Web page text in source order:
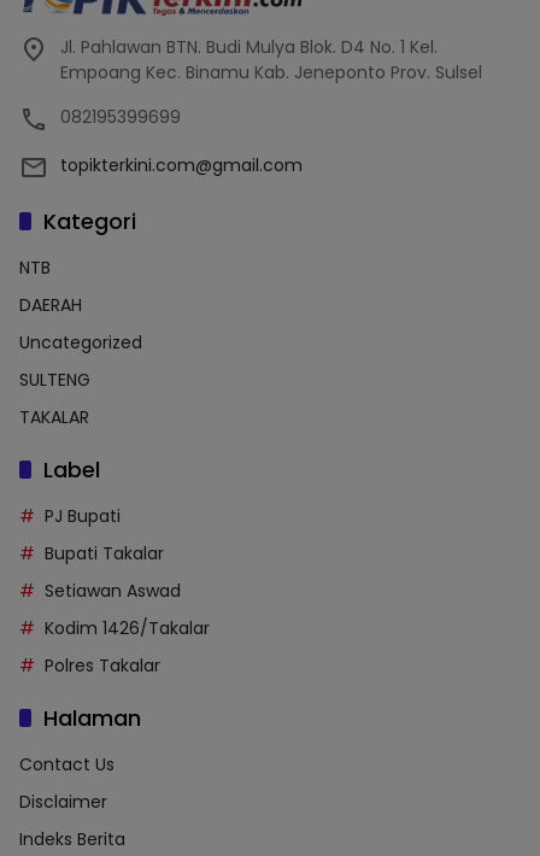
Jl. Pahlawan BTN. Budi Mulya Blok. D4 No. 1 Kel.
Empoang Kec. Binamu Kab. Jeneponto Prov. Sulsel
082195399699
topikterkini.com@gmail.com
Kategori
NTB
DAERAH
Uncategorized
SULTENG
TAKALAR
Label
PJ Bupati
Bupati Takalar
Setiawan Aswad
Kodim 1426/Takalar
Polres Takalar
Halaman
Contact Us
Disclaimer
Indeks Berita